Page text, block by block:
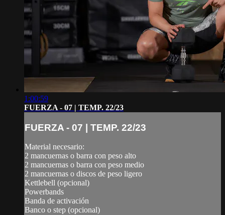
1:00:59
FUERZA - 07 | TEMP. 22/23
FUERZA - 07 | TEMP. 22/23
Material necesario:
2 mancuernas o barra con peso alto
2 mancuernas o barra con peso medio
2 mancuernas o discos de peso ligero
Kettlebell (opcional)
Powerbands
Banda de activación
Banco o step (opcional)